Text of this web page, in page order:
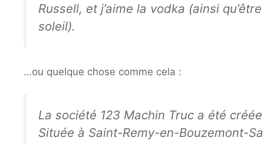
Russell, et j’aime la vodka (ainsi
soleil).
…ou quelque chose comme cela :
La société 123 Machin Truc a été
Située à Saint-Remy-en-Bouzemont-